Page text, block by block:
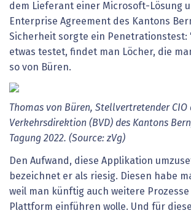
dem Lieferant einer Microsoft-Lösung
Enterprise Agreement des Kantons
Sicherheit sorgte ein Penetrationstest:
etwas testet, findet man Löcher, die
so von Büren.
Thomas von Büren, Stellvertretender CIO
Verkehrsdirektion (BVD) des Kantons
Tagung 2022. (Source: zVg)
Den Aufwand, diese Applikation
bezeichnet er als riesig. Diesen habe
weil man künftig auch weitere
Plattform einführen wolle. Und für